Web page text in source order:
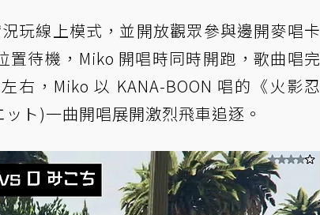
玩線上模式，並開放觀眾參與邊開麥唱卡
待機，Miko 開唱時同時開跑，歌曲唱完
右，Miko 以 KANA-BOON 唱的《火影忍
ト)一曲開唱展開激烈飛車追逐。